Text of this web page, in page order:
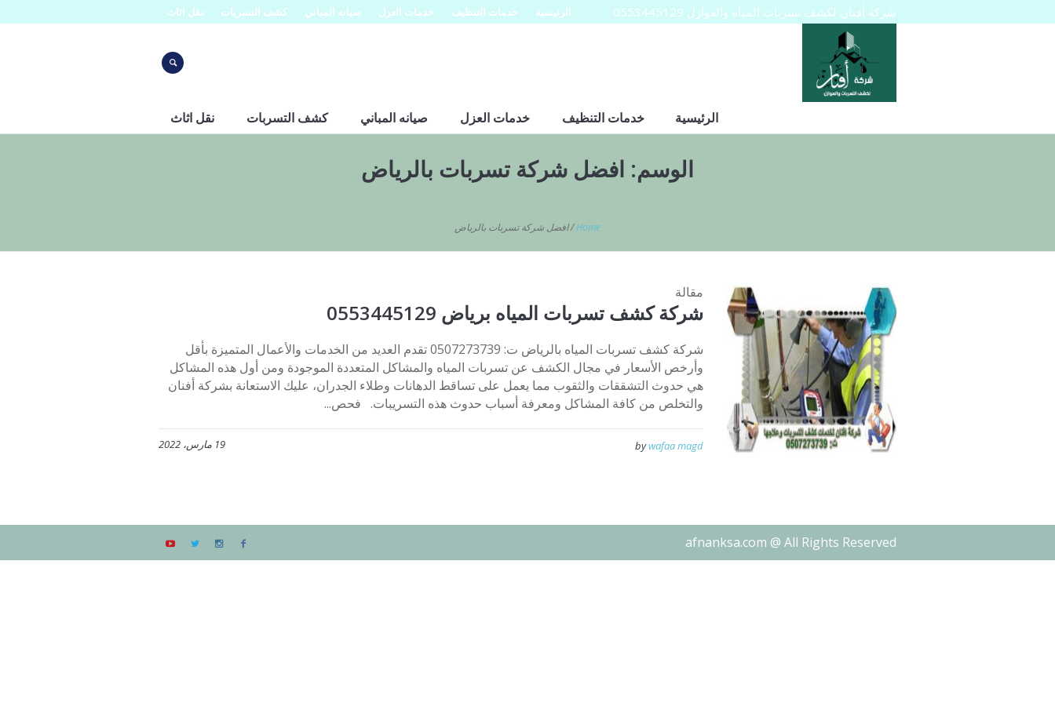
الرئيسية خدمات التنظيف خدمات العزل صيانه المباني كشف التسربات نقل اثاث شركة أفنان لكشف تسربات المياه والعوازل 0553445129
الرئيسية خدمات التنظيف خدمات العزل صيانه المباني كشف التسربات نقل اثاث
الوسم: افضل شركة تسربات بالرياض
Home
/افضل شركة تسربات بالرياض
مقالة
شركة كشف تسربات المياه برياض 0553445129
شركة كشف تسربات المياه بالرياض ت: 0507273739 تقدم العديد من الخدمات والأعمال المتميزة بأقل
وأرخص الأسعار في مجال الكشف عن تسربات المياه والمشاكل المتعددة الموجودة ومن أول هذه المشاكل
هي حدوث التشققات والثقوب مما يعمل على تساقط الدهانات وطلاء الجدران، عليك الاستعانة بشركة أفنان
والتخلص من كافة المشاكل ومعرفة أسباب حدوث هذه التسريبات. فحص...
19 مارس، 2022 bywafaa magd
afnanksa.com @ All Rights Reserved